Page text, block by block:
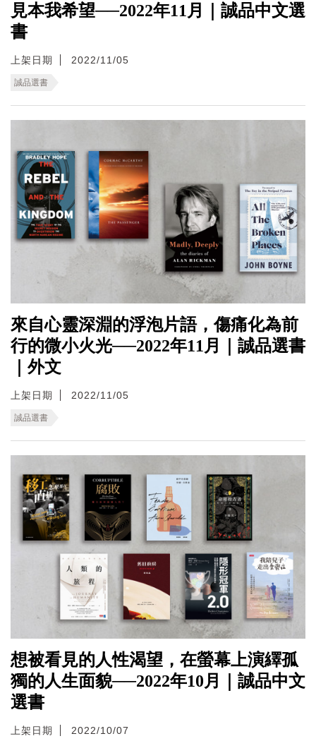
見本我希望──2022年11月｜誠品中文選
書
上架日期 2022/11/05
誠品選書
來自心靈深淵的浮泡片語，傷痛化為前
行的微小火光──2022年11月｜誠品選書
｜外文
上架日期 2022/11/05
誠品選書
想被看見的人性渴望，在螢幕上演繹孤
獨的人生面貌──2022年10月｜誠品中文
選書
上架日期 2022/10/07